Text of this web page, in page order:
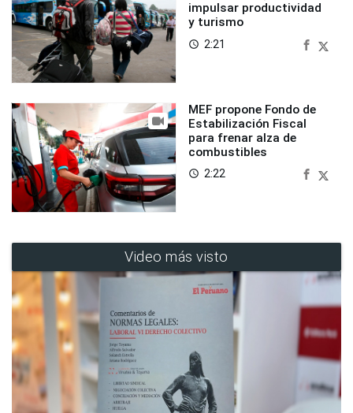
impulsar productividad
y turismo
access_time 2:21
MEF propone Fondo de
Estabilización Fiscal
para frenar alza de
combustibles
access_time 2:22
Video más visto